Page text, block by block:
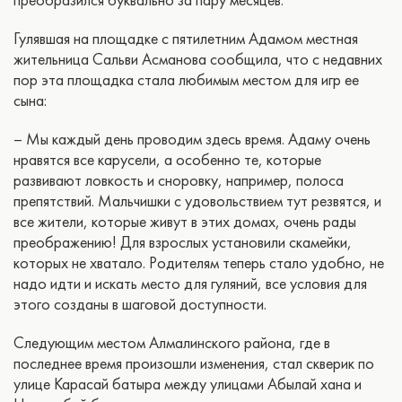
Гулявшая на площадке с пятилетним Адамом местная
жительница Сальви Асманова сообщила, что с недавних
пор эта площадка стала любимым местом для игр ее
сына:
– Мы каждый день проводим здесь время. Адаму очень
нравятся все карусели, а особенно те, которые
развивают ловкость и сноровку, например, полоса
препятствий. Мальчишки с удовольствием тут резвятся, и
все жители, которые живут в этих домах, очень рады
преображению! Для взрослых установили скамейки,
которых не хватало. Родителям теперь стало удобно, не
надо идти и искать место для гуляний, все условия для
этого созданы в шаговой доступности.
Следующим местом Алмалинского района, где в
последнее время произошли изменения, стал скверик по
улице Карасай батыра между улицами Абылай хана и